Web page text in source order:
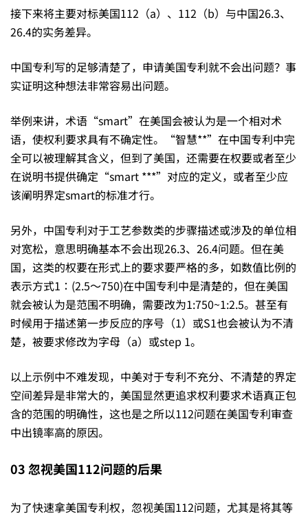
接下来将主要对标美国112（a）、112（b）与中国26.3、
26.4的实务差异。
中国专利写的足够清楚了，申请美国专利就不会出问题？事
实证明这种想法非常容易出问题。
举例来讲，术语“smart”在美国会被认为是一个相对术
语，使权利要求具有不确定性。“智慧**”在中国专利中完
全可以被理解其含义，但到了美国，还需要在权要或者至少
在说明书提供确定“smart ***”对应的定义，或者至少应
该阐明界定smart的标准才行。
另外，中国专利对于工艺参数类的步骤描述或涉及的单位相
对宽松，意思明确基本不会出现26.3、26.4问题。但在美
国，这类的权要在形式上的要求要严格的多，如数值比例的
表示方式1∶(2.5～750)在中国专利中是清楚的，但在美国
就会被认为是范围不明确，需要改为1:750~1:2.5。甚至有
时候用于描述第一步反应的序号（1）或S1也会被认为不清
楚，被要求修改为字母（a）或step 1。
以上示例中不难发现，中美对于专利不充分、不清楚的界定
空间差异是非常大的，美国显然更追求权利要求术语真正包
含的范围的明确性，这也是之所以112问题在美国专利审查
中出镜率高的原因。
03 忽视美国112问题的后果
为了快速拿美国专利权，忽视美国112问题，尤其是将其等